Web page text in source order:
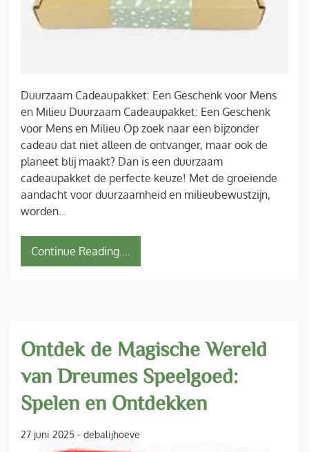
Duurzaam Cadeaupakket: Een Geschenk voor Mens
en Milieu Duurzaam Cadeaupakket: Een Geschenk
voor Mens en Milieu Op zoek naar een bijzonder
cadeau dat niet alleen de ontvanger, maar ook de
planeet blij maakt? Dan is een duurzaam
cadeaupakket de perfecte keuze! Met de groeiende
aandacht voor duurzaamheid en milieubewustzijn,
worden…
Continue Reading....
Ontdek de Magische Wereld
van Dreumes Speelgoed:
Spelen en Ontdekken
27 juni 2025 - debalijhoeve